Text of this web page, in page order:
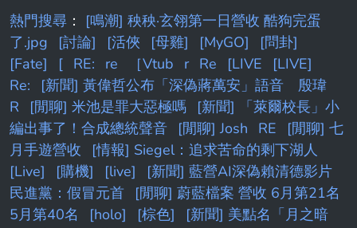
熱門搜尋 ： [鳴潮] 秧秧·玄翎第一日營收 酷狗完蛋
了.jpg
[討論] [活俠 [母雞] [MyGO]
[問卦]
[Fate]
[ RE: re ［Vtub r Re [LIVE
[LIVE]
Re:
[新聞] 黃偉哲公布「深偽蔣萬安」語音 殷瑋
R
[閒聊] 米池是罪大惡極嗎
[新聞] 「萊爾校長」小
編出事了！合成總統聲音
[閒聊] Josh RE
[閒聊] 七
月手遊營收
[情報] Siegel：追求苦命的剩下湖人
[Live]
[購機] [live]
[新聞] 藍營AI深偽賴清德影片
民進黨：假冒元首
[閒聊] 蔚藍檔案 營收 6月第21名
5月第40名
[holo] [棕色]
[新聞] 美點名「月之暗